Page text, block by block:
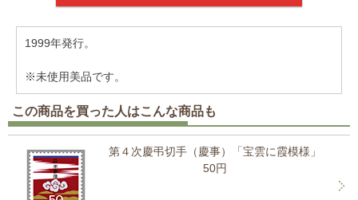
1999年発行。
※未使用美品です。
この商品を買った人はこんな商品も
第４次慶弔切手（慶事）「宝雲に霞模様」
50円